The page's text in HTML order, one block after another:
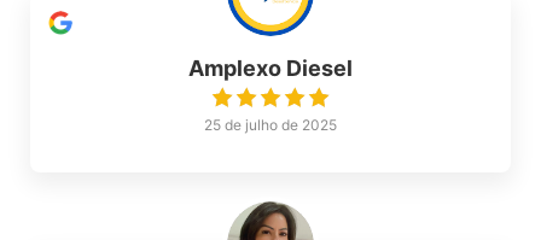
Amplexo Diesel
25 de julho de 2025